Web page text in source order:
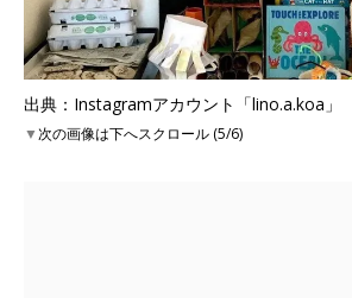
出典：Instagramアカウント「lino.a.koa」
▼次の画像は下へスクロール (5/6)